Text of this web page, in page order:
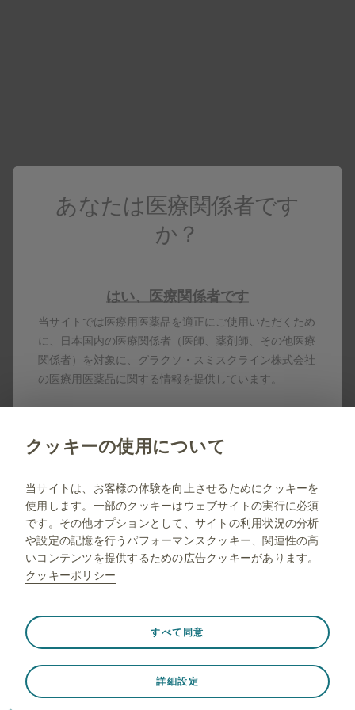
製品基本情報
製品名はすべて、グラクソ・スミスクライン、そのライセ
ンサー、提携パートナーの登録商標です。
製剤写真及びPDF資料は、患者指導の目的に限りダウンロ
ード頂けます。
jp.gsk.com
サイトマップ
ご利用条件
プライバシー通知
FAQ
薬剤師向け情報
© 2001-2026 GSK plc. All rights reserved. Trade marks are
owned by or licensed to the GSK group of companies.
あなたは医療関係者です
か？
はい、医療関係者です
当サイトでは医療用医薬品を適正にご使用いただくため
に、日本国内の医療関係者（医師、薬剤師、その他医療
関係者）を対象に、グラクソ・スミスクライン株式会社
の医療用医薬品に関する情報を提供しています。
いいえ
はありませんので弊社コーポレートサイトへリダイレク
トします。
クッキーの使用について
当サイトは、お客様の体験を向上させるためにクッキーを
使用します。一部のクッキーはウェブサイトの実行に必須
です。その他オプションとして、サイトの利用状況の分析
や設定の記憶を行うパフォーマンスクッキー、関連性の高
いコンテンツを提供するための広告クッキーがあります。
クッキーポリシー
Strictly necessary（必須） ❮
とタグの設定の管理、ウェブサイトのセキュリティの保護
など、ウェブサイトが適切に機能するために必要です。さ
詳細設定
すべて同意